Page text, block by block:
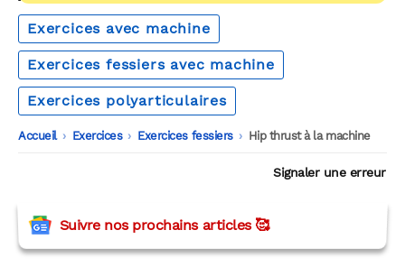
Exercices avec machine
Exercices fessiers avec machine
Exercices polyarticulaires
Accueil -
Exercices -
Exercices fessiers -
Hip thrust à la machine
Signaler une erreur
Suivre nos prochains articles 🥰